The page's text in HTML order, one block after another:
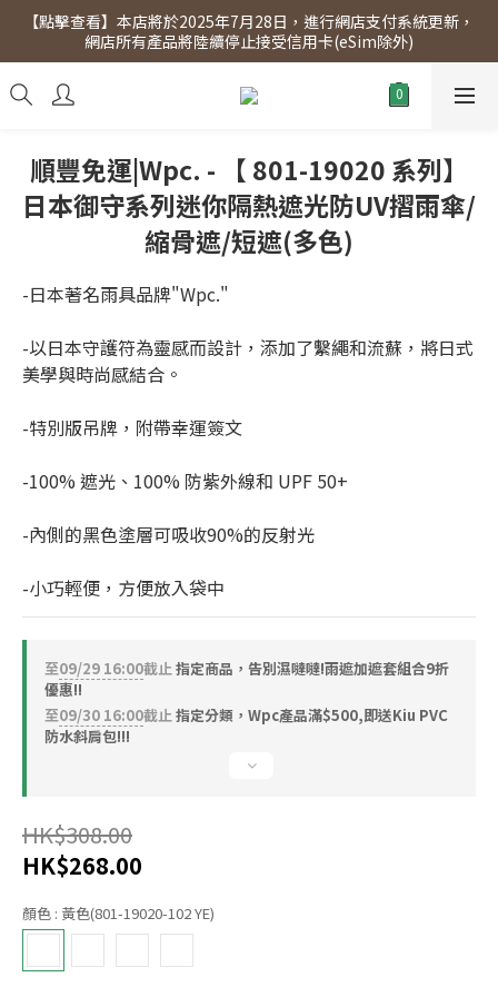
【點擊查看】會員專享 星期三全單95折!!!（優惠期至2026年12月
31日）。滿$300即免運費。
【點擊查看】本店將於2025年7月28日，進行網店支付系統更新，
網店所有產品將陸續停止接受信用卡(eSim除外)
【點擊查看】會員專享 星期三全單95折!!!（優惠期至2026年12月
31日）。滿$300即免運費。
順豐免運|Wpc. - 【 801-19020 系列】
日本御守系列迷你隔熱遮光防UV摺雨傘/
縮骨遮/短遮(多色)
-日本著名雨具品牌"Wpc."
-以日本守護符為靈感而設計，添加了繫繩和流蘇，將日式
美學與時尚感結合。
-特別版吊牌，附帶幸運簽文
-100% 遮光、100% 防紫外線和 UPF 50+
-內側的黑色塗層可吸收90%的反射光
-小巧輕便，方便放入袋中
至09/29 16:00截止指定商品，告別濕噠噠!雨遮加遮套組合9折
優惠!!
至09/30 16:00截止指定分類，Wpc產品滿$500,即送Kiu PVC
防水斜肩包!!!
HK$308.00
HK$268.00
顏色 : 黃色(801-19020-102 YE)